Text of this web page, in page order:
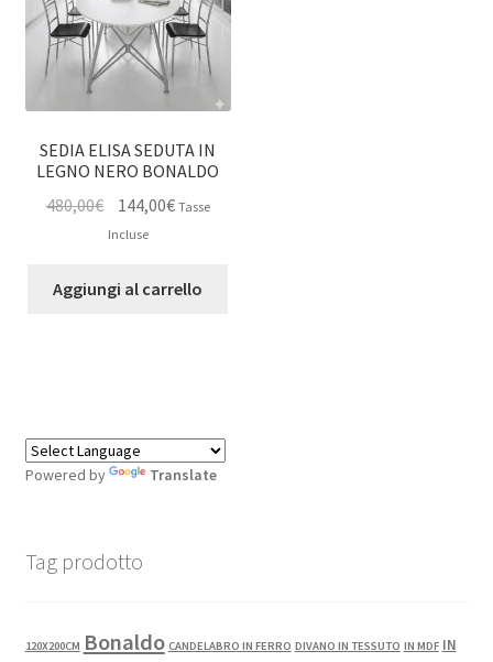
SEDIA ELISA SEDUTA IN
LEGNO NERO BONALDO
480,00€
prezzo
era:
144,00€Il
è:
Tasse
Incluse
Aggiungi al carrello
Powered by Translate
Tag prodotto
120X200CM Bonaldo CANDELABRO IN FERRO DIVANO IN TESSUTO IN MDF IN